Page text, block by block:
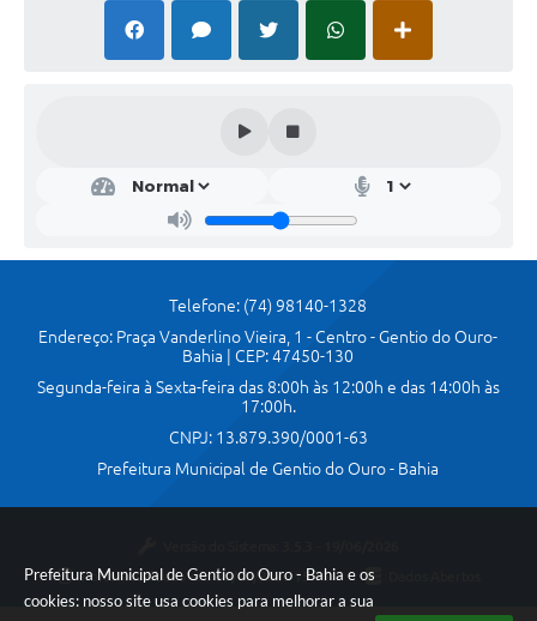
Prefeitura Municipal de Gentio do Ouro - Bahia e os
cookies: nosso site usa cookies para melhorar a sua
Telefone: (74) 98140-1328
Endereço: Praça Vanderlino Vieira, 1 - Centro - Gentio do Ouro-
Bahia | CEP: 47450-130
Segunda-feira à Sexta-feira das 8:00h às 12:00h e das 14:00h às
17:00h.
CNPJ: 13.879.390/0001-63
Prefeitura Municipal de Gentio do Ouro - Bahia
Portal atualizado em:30/07/2026 15:16